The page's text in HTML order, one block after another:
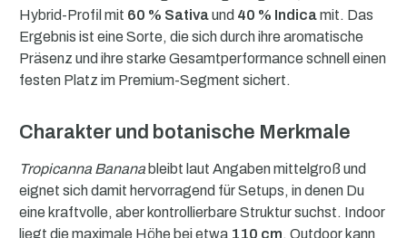
Hybrid-Profil mit 60 % Sativaund 40 % Indicamit. Das
Ergebnis ist eine Sorte, die sich durch ihre aromatische
Präsenz und ihre starke Gesamtperformance schnell einen
festen Platz im Premium-Segment sichert.
Charakter und botanische Merkmale
Tropicanna Banana bleibt laut Angaben mittelgroß und
eignet sich damit hervorragend für Setups, in denen Du
eine kraftvolle, aber kontrollierbare Struktur suchst. Indoor
liegt die maximale Höhe bei etwa 110 cm, Outdoor kann